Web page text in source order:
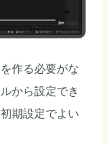
作る必要がな
から設定でき
期設定でよい